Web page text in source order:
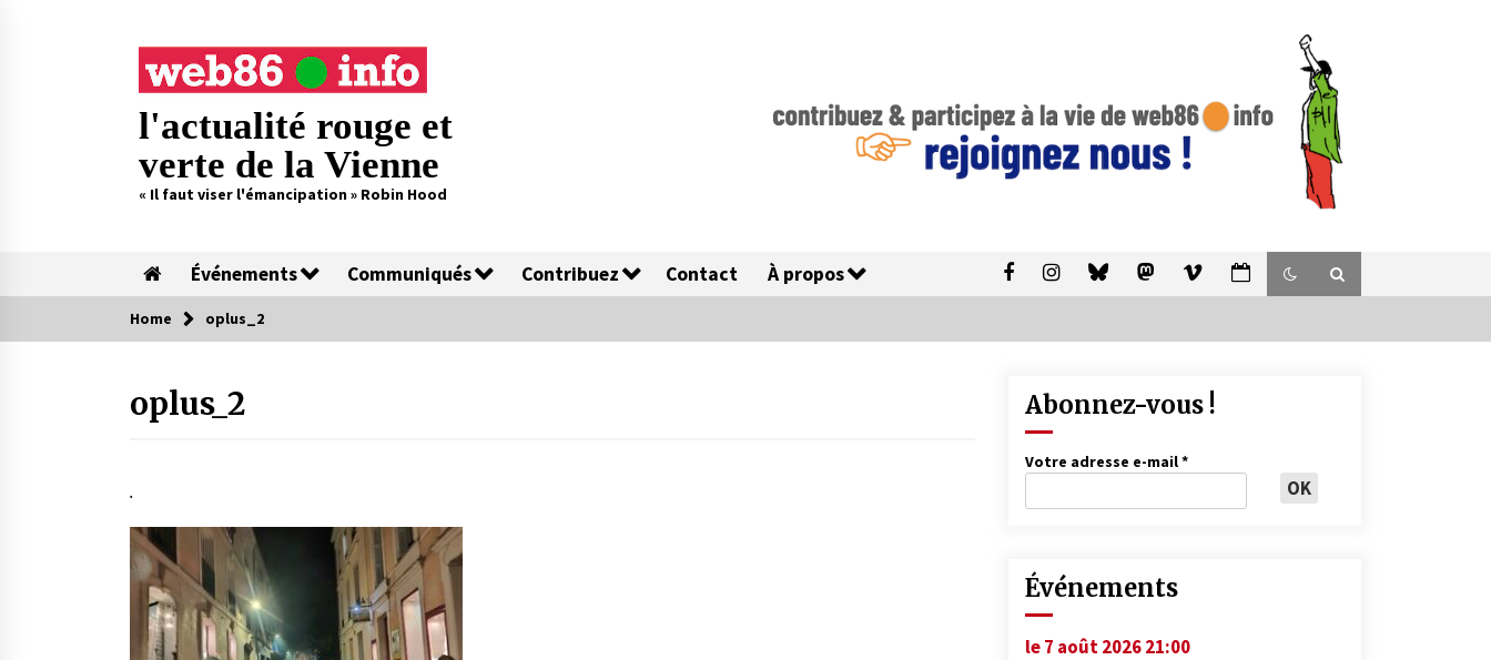
l'actualité rouge et
verte de la Vienne
« Il faut viser l'émancipation » Robin Hood
Événements Communiqués Contribuez Contact À propos
Home oplus_2
oplus_2
.
Abonnez-vous !
Votre adresse e-mail*
Événements
le 7 août 2026 21:00